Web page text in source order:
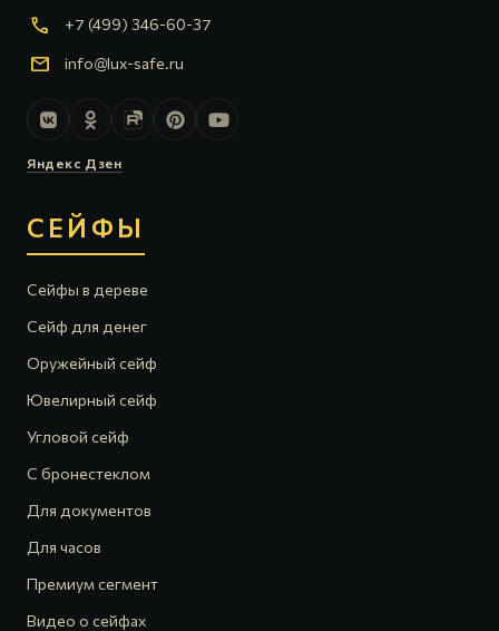
call +7 (499) 346-60-37
mail info@lux-safe.ru
Яндекс Дзен
СЕЙФЫ
Сейфы в дереве
Сейф для денег
Оружейный сейф
Ювелирный сейф
Угловой сейф
С бронестеклом
Для документов
Для часов
Премиум сегмент
Видео о сейфах